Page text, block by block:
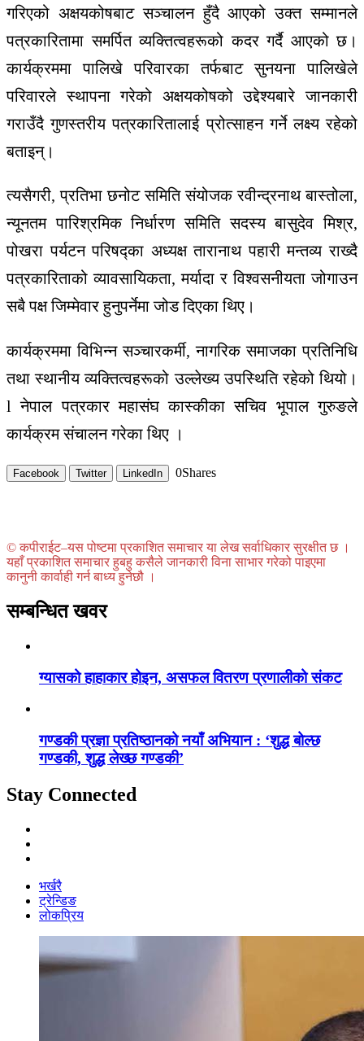
गरिएको अक्षयकोषबाट सञ्चालन हुँदै आएको उक्त सम्मानले
पत्रकारितामा समर्पित व्यक्तित्वहरूको कदर गर्दै आएको छ।
कार्यक्रममा पालिखे परिवारका तर्फबाट सुनयना पालिखेले
परिवारले स्थापना गरेको अक्षयकोषको उद्देश्यबारे जानकारी
गराउँदै गुणस्तरीय पत्रकारितालाई प्रोत्साहन गर्ने लक्ष्य रहेको
बताइन्।
त्यसैगरी, प्रतिभा छनोट समिति संयोजक रवीन्द्रनाथ बास्तोला,
न्यूनतम पारिश्रमिक निर्धारण समिति सदस्य बासुदेव मिश्र,
पोखरा पर्यटन परिषद्का अध्यक्ष तारानाथ पहारी मन्तव्य राख्दै
पत्रकारिताको व्यावसायिकता, मर्यादा र विश्वसनीयता जोगाउन
सबै पक्ष जिम्मेवार हुनुपर्नेमा जोड दिएका थिए।
कार्यक्रममा विभिन्न सञ्चारकर्मी, नागरिक समाजका प्रतिनिधि
तथा स्थानीय व्यक्तित्वहरूको उल्लेख्य उपस्थिति रहेको थियो।
l नेपाल पत्रकार महासंघ कास्कीका सचिव भूपाल गुरुङले
कार्यक्रम संचालन गरेका थिए ।
Facebook Twitter LinkedIn 0Shares
© कपीराईट–यस पोष्टमा प्रकाशित समाचार या लेख सर्वाधिकार सुरक्षीत छ ।
यहाँ प्रकाशित समाचार हुबहु कसैले जानकारी विना साभार गरेको पाइएमा
कानुनी कार्वाही गर्न बाध्य हुनेछौ ।
सम्बन्धित खवर
ग्यासको हाहाकार होइन, असफल वितरण प्रणालीको संकट
गण्डकी प्रज्ञा प्रतिष्ठानको नयाँ अभियान : ‘शुद्ध बोल्छ
गण्डकी, शुद्ध लेख्छ गण्डकी’
Stay Connected
भर्खरै
ट्रेन्डिङ
लोकप्रिय